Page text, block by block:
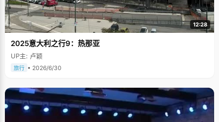
12:28
2025意大利之行9：热那亚
UP主: 卢颖
旅行 • 2026/6/30